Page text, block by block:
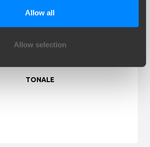
Allow all
Allow selection
TONALE